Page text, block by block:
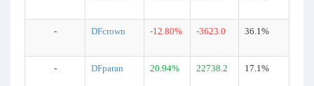
- DFcrown -12.80% -3623.0 36.1%
- DFparan 20.94% 22738.2 17.1%